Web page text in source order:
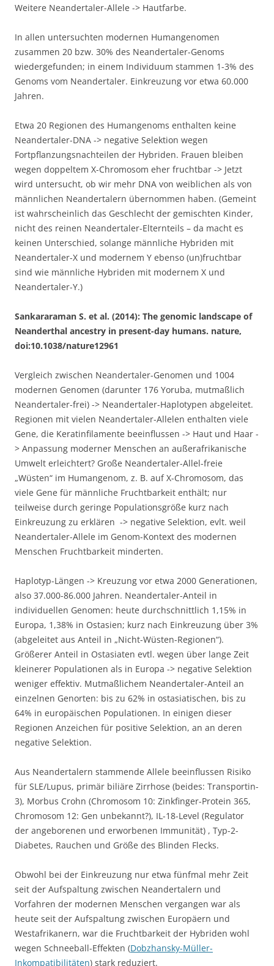
Weitere Neandertaler-Allele -> Hautfarbe.
In allen untersuchten modernen Humangenomen
zusammen 20 bzw. 30% des Neandertaler-Genoms
wiedergefunden; in einem Individuum stammen 1-3% des
Genoms vom Neandertaler. Einkreuzung vor etwa 60.000
Jahren.
Etwa 20 Regionen des Humangenoms enthalten keine
Neandertaler-DNA -> negative Selektion wegen
Fortpflanzungsnachteilen der Hybriden. Frauen bleiben
wegen doppeltem X-Chromosom eher fruchtbar -> Jetzt
wird untersucht, ob wir mehr DNA von weiblichen als von
männlichen Neandertalern übernommen haben. (Gemeint
ist wahrscheinlich das Geschlecht der gemischten Kinder,
nicht des reinen Neandertaler-Elternteils – da macht es
keinen Unterschied, solange männliche Hybriden mit
Neandertaler-X und modernem Y ebenso (un)fruchtbar
sind wie männliche Hybriden mit modernem X und
Neandertaler-Y.)
Sankararaman S. et al. (2014): The genomic landscape of
Neanderthal ancestry in present-day humans. nature,
doi:10.1038/nature12961
Vergleich zwischen Neandertaler-Genomen und 1004
modernen Genomen (darunter 176 Yoruba, mutmaßlich
Neandertaler-frei) -> Neandertaler-Haplotypen abgeleitet.
Regionen mit vielen Neandertaler-Allelen enthalten viele
Gene, die Keratinfilamente beeinflussen -> Haut und Haar -
> Anpassung moderner Menschen an außerafrikanische
Umwelt erleichtert? Große Neandertaler-Allel-freie
„Wüsten“ im Humangenom, z. B. auf X-Chromosom, das
viele Gene für männliche Fruchtbarkeit enthält; nur
teilweise durch geringe Populationsgröße kurz nach
Einkreuzung zu erklären -> negative Selektion, evlt. weil
Neandertaler-Allele im Genom-Kontext des modernen
Menschen Fruchtbarkeit minderten.
Haplotyp-Längen -> Kreuzung vor etwa 2000 Generationen,
also 37.000-86.000 Jahren. Neandertaler-Anteil in
individuellen Genomen: heute durchschnittlich 1,15% in
Europa, 1,38% in Ostasien; kurz nach Einkreuzung über 3%
(abgeleitet aus Anteil in „Nicht-Wüsten-Regionen“).
Größerer Anteil in Ostasiaten evtl. wegen über lange Zeit
kleinerer Populationen als in Europa -> negative Selektion
weniger effektiv. Mutmaßlichem Neandertaler-Anteil an
einzelnen Genorten: bis zu 62% in ostasiatischen, bis zu
64% in europäischen Populationen. In einigen dieser
Regionen Anzeichen für positive Selektion, an an deren
negative Selektion.
Aus Neandertalern stammende Allele beeinflussen Risiko
für SLE/Lupus, primär biliäre Zirrhose (beides: Transportin-
3), Morbus Crohn (Chromosom 10: Zinkfinger-Protein 365,
Chromosom 12: Gen unbekannt?), IL-18-Level (Regulator
der angeborenen und erworbenen Immunität) , Typ-2-
Diabetes, Rauchen und Größe des Blinden Flecks.
Obwohl bei der Einkreuzung nur etwa fünfmal mehr Zeit
seit der Aufspaltung zwischen Neandertalern und
Vorfahren der modernen Menschen vergangen war als
heute seit der Aufspaltung zwischen Europäern und
Westafrikanern, war die Fruchtbarkeit der Hybriden wohl
wegen Schneeball-Effekten (Dobzhansky-Müller-
Inkompatibilitäten) stark reduziert.